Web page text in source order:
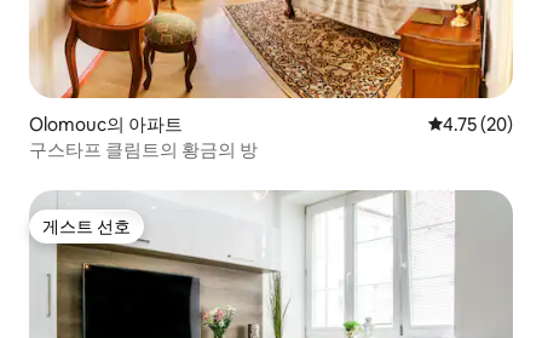
Olomouc의 아파트 평점 4.75점
4.75 (20)
구스타프 클림트의 황금의 방
게스트 선호
게스트 선호